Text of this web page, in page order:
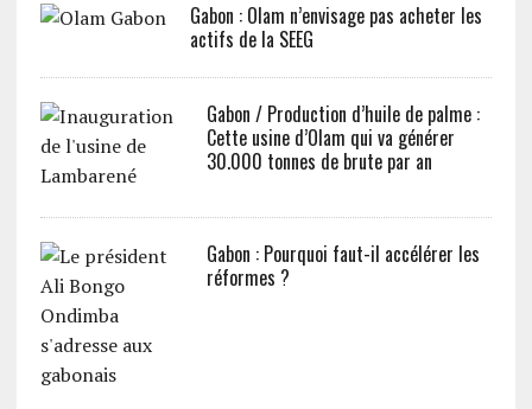
Gabon : Olam n’envisage pas acheter les
actifs de la SEEG
Gabon / Production d’huile de palme :
Cette usine d’Olam qui va générer
30.000 tonnes de brute par an
Gabon : Pourquoi faut-il accélérer les
réformes ?